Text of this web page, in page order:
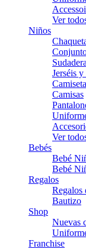
Ver
Niños
Jerséis
Camisas
Ver
Bebés
Bebé
Bebé
Regalos
Regalos
Bautizo
Shop
Nuevas
Franchise